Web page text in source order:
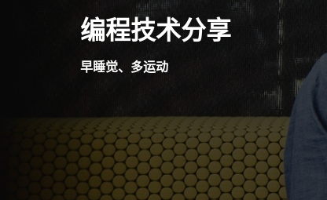
编程技术分享
早睡觉、多运动